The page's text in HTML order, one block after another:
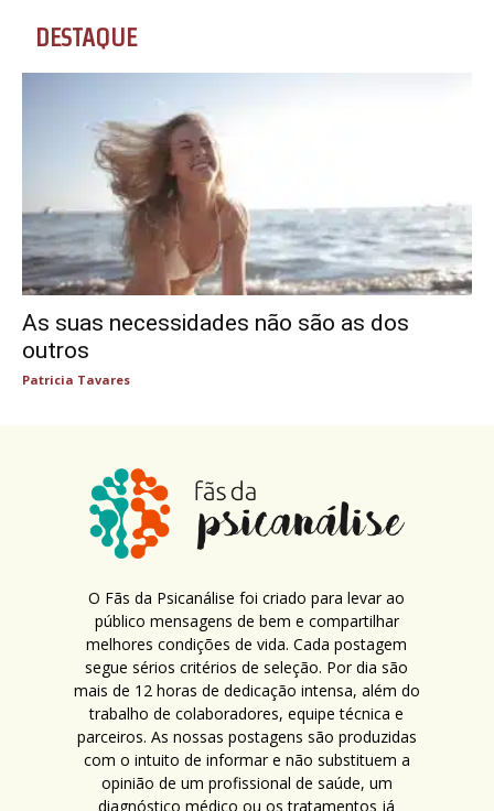
DESTAQUE
As suas necessidades não são as dos
outros
Patricia Tavares
O Fãs da Psicanálise foi criado para levar ao
público mensagens de bem e compartilhar
melhores condições de vida. Cada postagem
segue sérios critérios de seleção. Por dia são
mais de 12 horas de dedicação intensa, além do
trabalho de colaboradores, equipe técnica e
parceiros. As nossas postagens são produzidas
com o intuito de informar e não substituem a
opinião de um profissional de saúde, um
diagnóstico médico ou os tratamentos já